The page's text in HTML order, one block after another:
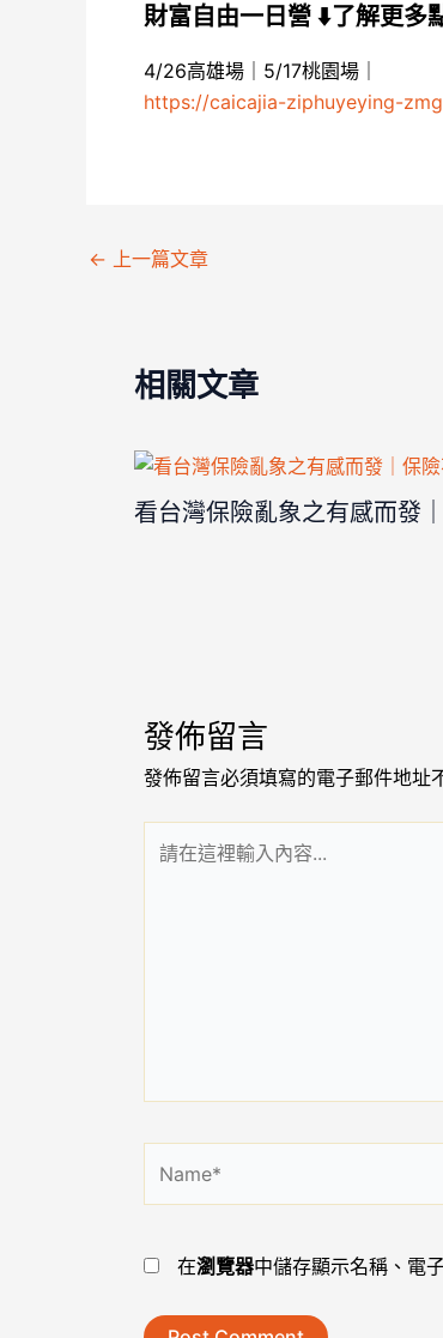
財富自由一日營 ⬇️了解更多
4/26高雄場｜5/17桃園場｜
https://caicajia-ziphuyeying-
← 上一篇文章
相關文章
看台灣保險亂象之有感而發
發佈留言
發佈留言必須填寫的電子郵件地址
在
在瀏覽器中儲存顯示名稱、電